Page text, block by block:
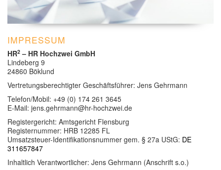
IMPRESSUM
HR2 – HR Hochzwei GmbH
Lindeberg 9
24860 Böklund
Vertretungsberechtigter Geschäftsführer: Jens Gehrmann
Telefon/Mobil: +49 (0) 174 261 3645
E-Mail: jens.gehrmann@hr-hochzwei.de
Registergericht: Amtsgericht Flensburg
Registernummer: HRB 12285 FL
Umsatzsteuer-Identifikationsnummer gem. § 27a UStG: DE
311657847
Inhaltlich Verantwortlicher: Jens Gehrmann (Anschrift s.o.)